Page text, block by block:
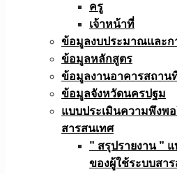
ครู
เจ้าหน้าที่
ข้อมูลงบประมาณเเละก
ข้อมูลหลักสูตร
ข้อมูลงานอาคารสถาน
ข้อมูลจังหวัดนครปฐม
แบบประเมินความพึงพ
สารสนเทศ
” สรุปรายงาน ”
ของผู้ใช้ระบบสา